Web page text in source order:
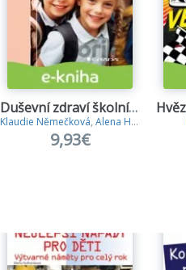
Duševní zdraví školních dětí
Klaudie Němečková, Alena Hricová
9,93€